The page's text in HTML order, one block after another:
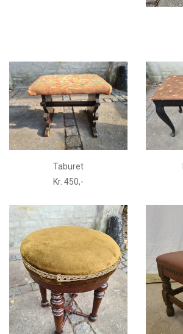
Taburet
Kr. 450,-